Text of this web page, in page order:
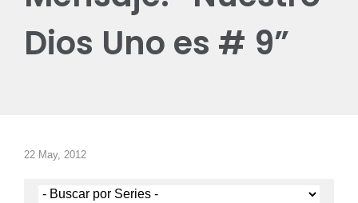
Dios Uno es # 9”
22 May, 2012